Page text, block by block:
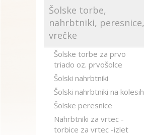
Šolske torbe,
nahrbtniki, peresnice,
vrečke
Šolske torbe za prvo
triado oz. prvošolce
Šolski nahrbtniki
Šolski nahrbtniki na kolesih
Šolske peresnice
Nahrbtniki za vrtec -
torbice za vrtec -izlet